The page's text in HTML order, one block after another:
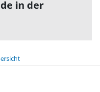
in der